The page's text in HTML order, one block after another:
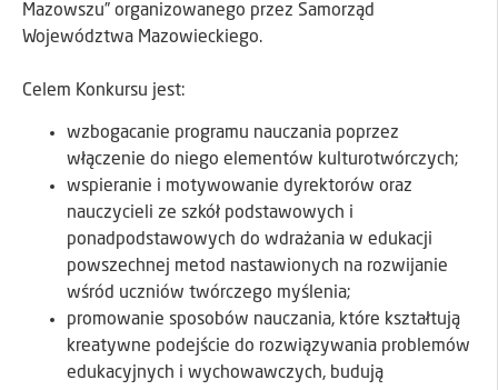
Mazowszu” organizowanego przez Samorząd
Województwa Mazowieckiego.
Celem Konkursu jest:
wzbogacanie programu nauczania poprzez
włączenie do niego elementów kulturotwórczych;
wspieranie i motywowanie dyrektorów oraz
nauczycieli ze szkół podstawowych i
ponadpodstawowych do wdrażania w edukacji
powszechnej metod nastawionych na rozwijanie
wśród uczniów twórczego myślenia;
promowanie sposobów nauczania, które kształtują
kreatywne podejście do rozwiązywania problemów
edukacyjnych i wychowawczych, budują